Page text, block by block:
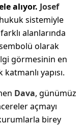
alıyor. Josef
sistemiyle
alanlarında
olarak
görmesinin en
yapısı.
Dava, günümüz
açmayı
birey